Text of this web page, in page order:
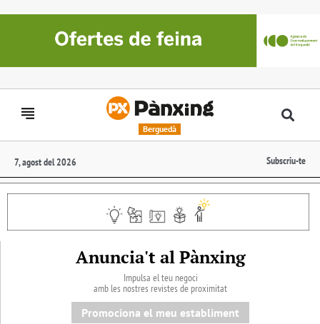
Berguedà
7, agost del 2026 Subscriu-te
Anuncia't al Pànxing
Impulsa el teu negoci
amb les nostres revistes de proximitat
Promociona el meu establiment